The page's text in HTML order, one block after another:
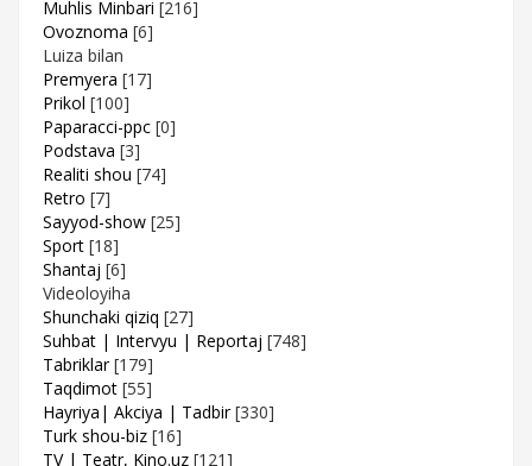
Muhlis Minbari [216]
Ovoznoma [6]
Luiza bilan
Premyera [17]
Prikol [100]
Paparacci-ppc [0]
Podstava [3]
Realiti shou [74]
Retro [7]
Sayyod-show [25]
Sport [18]
Shantaj [6]
Videoloyiha
Shunchaki qiziq [27]
Suhbat | Intervyu | Reportaj [748]
Tabriklar [179]
Taqdimot [55]
Hayriya| Akciya | Tadbir [330]
Turk shou-biz [16]
TV | Teatr, Kino.uz [121]